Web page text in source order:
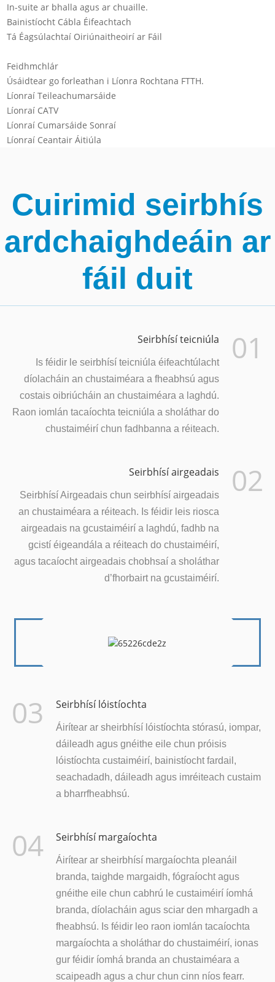
In-suite ar bhalla agus ar chuaille.
Bainistíocht Cábla Éifeachtach
Tá Éagsúlachtaí Oiriúnaitheoirí ar Fáil
Feidhmchlár
Úsáidtear go forleathan i Líonra Rochtana FTTH.
Líonraí Teileachumarsáide
Líonraí CATV
Líonraí Cumarsáide Sonraí
Líonraí Ceantair Áitiúla
Cuirimid seirbhís
ardchaighdeáin ar
fáil duit
01
Seirbhísí teicniúla
Is féidir le seirbhísí teicniúla éifeachtúlacht
díolacháin an chustaiméara a fheabhsú agus
costais oibriúcháin an chustaiméara a laghdú.
Raon iomlán tacaíochta teicniúla a sholáthar do
chustaiméirí chun fadhbanna a réiteach.
02
Seirbhísí airgeadais
Seirbhísí Airgeadais chun seirbhísí airgeadais
an chustaiméara a réiteach. Is féidir leis riosca
airgeadais na gcustaiméirí a laghdú, fadhb na
gcistí éigeandála a réiteach do chustaiméirí,
agus tacaíocht airgeadais chobhsaí a sholáthar
d’fhorbairt na gcustaiméirí.
03 Seirbhísí lóistíochta
Áirítear ar sheirbhísí lóistíochta stórasú, iompar,
dáileadh agus gnéithe eile chun próisis
lóistíochta custaiméirí, bainistíocht fardail,
seachadadh, dáileadh agus imréiteach custaim
a bharrfheabhsú.
04 Seirbhísí margaíochta
Áirítear ar sheirbhísí margaíochta pleanáil
branda, taighde margaidh, fógraíocht agus
gnéithe eile chun cabhrú le custaiméirí íomhá
branda, díolacháin agus sciar den mhargadh a
fheabhsú. Is féidir leo raon iomlán tacaíochta
margaíochta a sholáthar do chustaiméirí, ionas
gur féidir íomhá branda an chustaiméara a
scaipeadh agus a chur chun cinn níos fearr.